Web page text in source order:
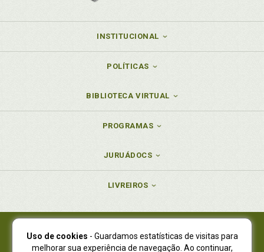
INSTITUCIONAL
POLÍTICAS
BIBLIOTECA VIRTUAL
PROGRAMAS
JURUÁDOCS
LIVREIROS
Juruá Editora Ltda., CNPJ 77.535.508/0001-19
Uso de cookies - Guardamos estatísticas de visitas para
melhorar sua experiência de navegação. Ao continuar,